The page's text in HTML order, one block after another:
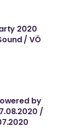
2020
/ VÖ
by
/